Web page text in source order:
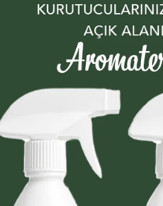
ve Sabit
Ürünler
Faydalı